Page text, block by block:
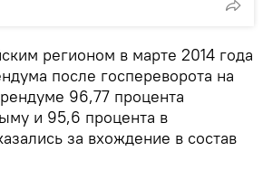
регионом в марте 2014 года
после госпереворота на
96,77 процента
и 95,6 процента в
за вхождение в состав